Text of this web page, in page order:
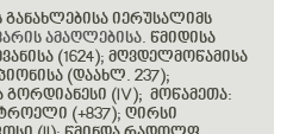
განახლებისა იერუსალიმს
ამაღლებისა. წმიდისა
(1624); მღვდელმოწამისა
(დაახლ. 237);
გორდიანესი (IV); მოწამეთა:
(+837); ღირსი